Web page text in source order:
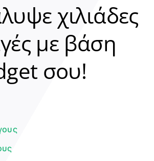
χιλιάδες
με βάση
σου!